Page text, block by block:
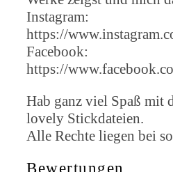
Instagram:
https://
Facebook:
https://
Hab ganz viel Spaß mit
lovely Stickdateien.
Alle Rechte liegen bei
Bewertungen